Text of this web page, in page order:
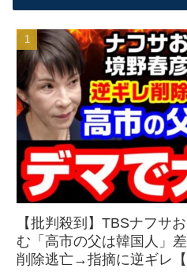
【批判殺到】TBSナフサ
む「高市の父は韓国人」
削除逃亡→指摘に逆ギレ【